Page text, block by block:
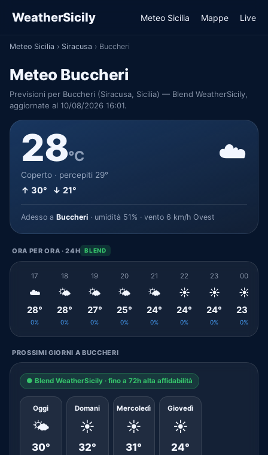
WeatherSicily Meteo Sicilia Mappe Live
Meteo Sicilia › Siracusa › Buccheri
Meteo Buccheri
Previsioni per Buccheri (Siracusa, Sicilia) — Blend WeatherSicily,
aggiornate al 10/08/2026 16:01.
28°C
Coperto · percepiti 29°
↑ 30° ↓ 21°
☁️
Adesso a Buccheri · umidità 51% · vento 6 km/h Ovest
ORA PER ORA · 24H BLEND
17
☁️
28°
0%
18
🌤️
28°
0%
19
🌤️
27°
0%
20
🌤️
25°
0%
21
🌤️
24°
0%
22
☀️
24°
0%
23
☀️
24°
0%
00
☀️
23°
0%
PROSSIMI GIORNI A BUCCHERI
● Blend WeatherSicily · fino a 72h alta affidabilità
Oggi
🌤️
30°
Domani
☀️
32°
Mercoledì
☀️
31°
Giovedì
☀️
24°